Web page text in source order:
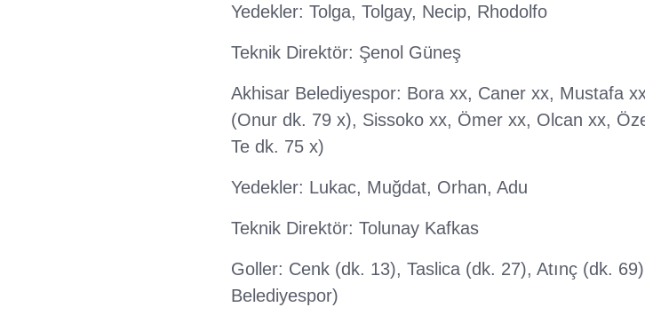
Yedekler: Tolga, Tolgay, Necip, Rhodolfo
Teknik Direktör: Şenol Güneş
Akhisar Belediyespor: Bora xx, Caner xx, Mustafa
(Onur dk. 79 x), Sissoko xx, Ömer xx, Olcan xx,
Te dk. 75 x)
Yedekler: Lukac, Muğdat, Orhan, Adu
Teknik Direktör: Tolunay Kafkas
Goller: Cenk (dk. 13), Taslica (dk. 27), Atınç (dk.
Belediyespor)